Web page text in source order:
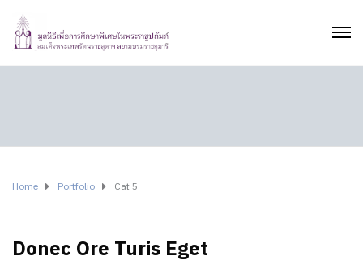
Home Portfolio Cat 5
Donec Ore Turis Eget